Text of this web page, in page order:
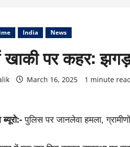
India News
पर कहर:
March 16, 2025 1 minute
पुलिस पर जानलेवा हमला,